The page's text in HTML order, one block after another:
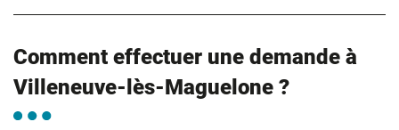
Comment effectuer une demande à
Villeneuve-lès-Maguelone ?